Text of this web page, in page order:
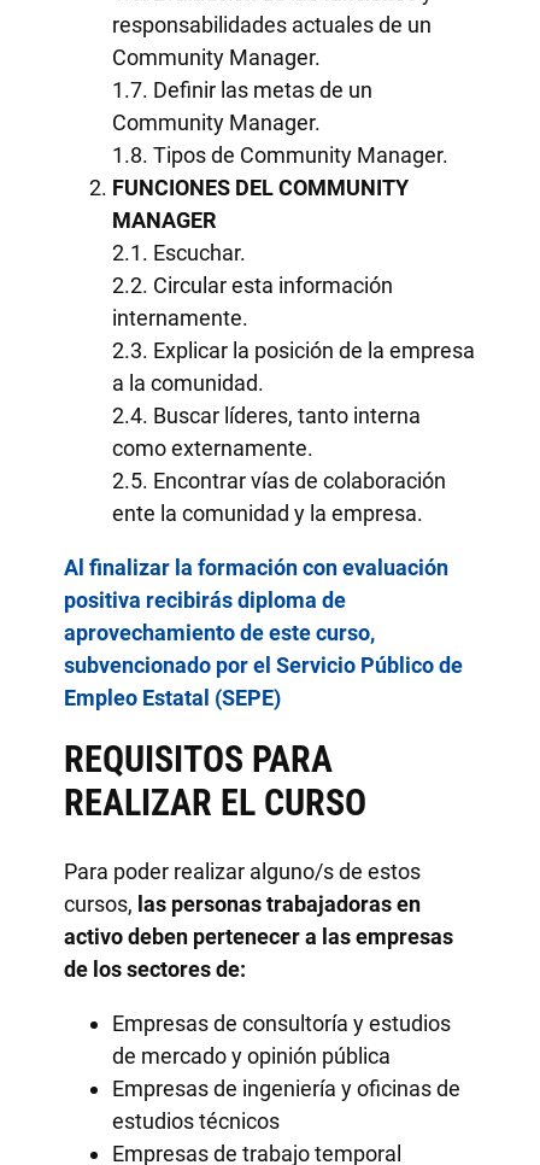
responsabilidades actuales de un
Community Manager.
1.7. Definir las metas de un
Community Manager.
1.8. Tipos de Community Manager.
FUNCIONES DEL COMMUNITY
MANAGER
2.1. Escuchar.
2.2. Circular esta información
internamente.
2.3. Explicar la posición de la empresa
a la comunidad.
2.4. Buscar líderes, tanto interna
como externamente.
2.5. Encontrar vías de colaboración
ente la comunidad y la empresa.
Al finalizar la formación con evaluación
positiva recibirás diploma de
aprovechamiento de este curso,
subvencionado por el Servicio Público de
Empleo Estatal (SEPE)
REQUISITOS PARA
REALIZAR EL CURSO
Para poder realizar alguno/s de estos
cursos, las personas trabajadoras en
activo deben pertenecera las empresas
de los sectores de:
Empresas de consultoría y estudios
de mercado y opinión pública
Empresas de ingeniería y oficinas de
estudios técnicos
Empresas de trabajo temporal